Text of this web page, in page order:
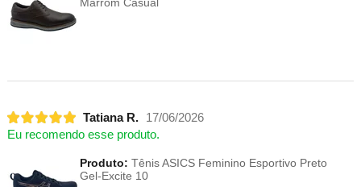
Tatiana R.
17/06/2026
Eu recomendo esse produto.
Produto: Tênis ASICS Feminino Esportivo Preto
Gel-Excite 10